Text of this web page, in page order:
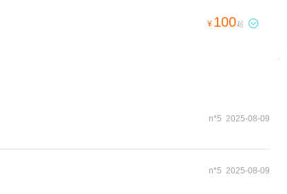
¥ 100起 
n*5 2025-08-09
n*5 2025-08-09